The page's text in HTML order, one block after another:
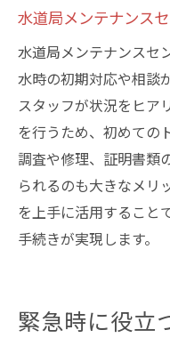
水道局メンテナンス
水道局メンテナンスセ
水時の初期対応や相談
スタッフが状況をヒア
を行うため、初めての
調査や修理、証明書類
られるのも大きなメリ
を上手に活用すること
手続きが実現します。
緊急時に役立